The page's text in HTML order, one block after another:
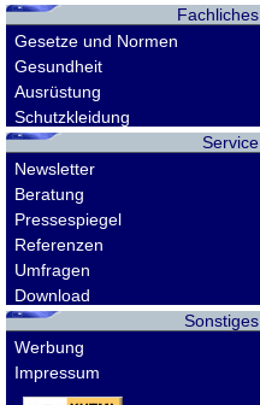
Fachliches
Gesetze und Normen
Gesundheit
Ausrüstung
Schutzkleidung
Service
Newsletter
Beratung
Pressespiegel
Referenzen
Umfragen
Download
Sonstiges
Werbung
Impressum